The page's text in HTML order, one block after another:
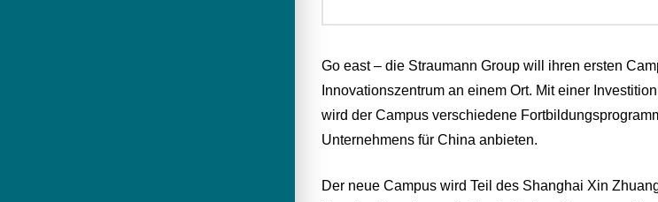
Go east – die Straumann Group will ihren ersten
Innovationszentrum an einem Ort. Mit einer
wird der Campus verschiedene
Unternehmens für China anbieten.
Der neue Campus wird Teil des Shanghai Xin